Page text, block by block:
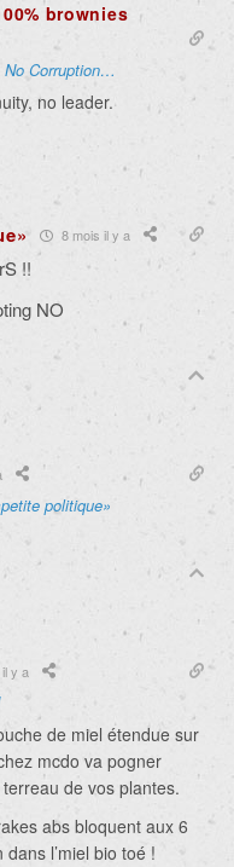
brownies
No Corruption…
no leader.
8 mois il y a
!!
NO
politique»
y a
de miel étendue sur
mcdo va pogner
de vos plantes.
abs bloquent aux 6
l’miel bio toé !